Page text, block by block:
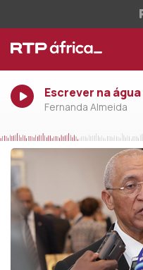
Escrever na
Fernanda Almeida